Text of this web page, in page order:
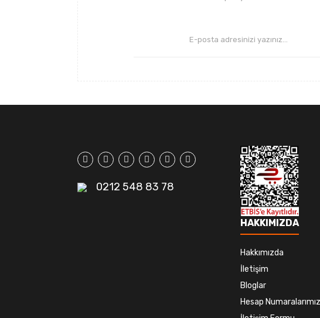
0212 548 83 78
HAKKIMIZDA
Hakkımızda
İletişim
Bloglar
Hesap Numaralarımız